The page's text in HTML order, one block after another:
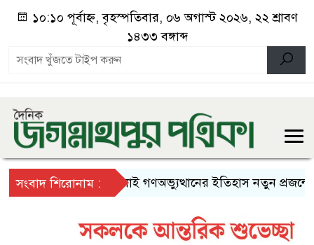
১০:১০ পূর্বাহ্ন, বৃহস্পতিবার, ০৬ অগাস্ট ২০২৬, ২২ শ্রাবণ
১৪৩৩ বঙ্গাব্দ
সংবাদ শিরোনাম :জুলাই গণঅভ্যুত্থানের ইতিহাস নতুন প্রজন্মের